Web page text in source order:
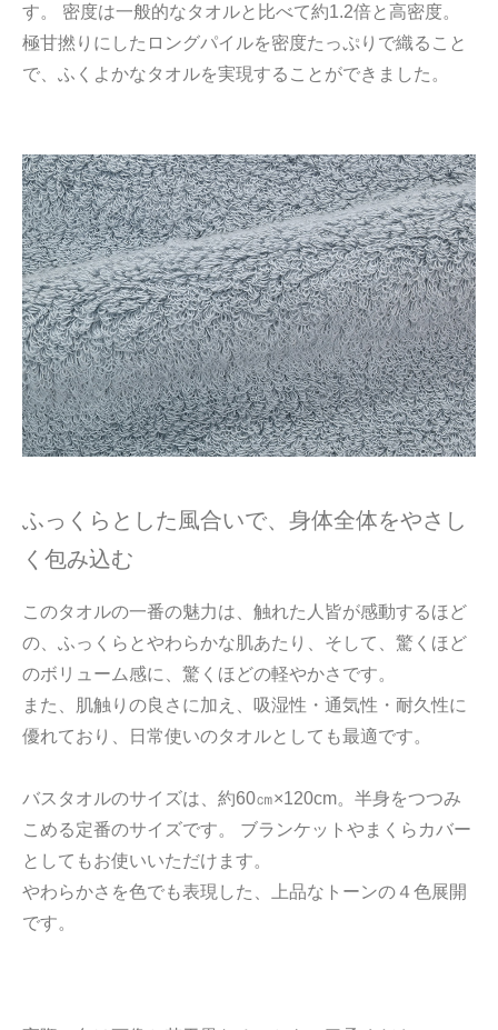
す。 密度は一般的なタオルと比べて約1.2倍と高密度。
極甘撚りにしたロングパイルを密度たっぷりで織ること
で、ふくよかなタオルを実現することができました。
ふっくらとした風合いで、身体全体をやさし
く包み込む
このタオルの一番の魅力は、触れた人皆が感動するほど
の、ふっくらとやわらかな肌あたり、そして、驚くほど
のボリューム感に、驚くほどの軽やかさです。
また、肌触りの良さに加え、吸湿性・通気性・耐久性に
優れており、日常使いのタオルとしても最適です。
バスタオルのサイズは、約60㎝×120cm。半身をつつみ
こめる定番のサイズです。 ブランケットやまくらカバー
としてもお使いいただけます。
やわらかさを色でも表現した、上品なトーンの４色展開
です。